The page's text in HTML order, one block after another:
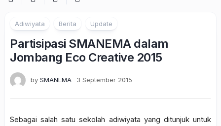
Adiwiyata Berita Update
Partisipasi SMANEMA dalam
Jombang Eco Creative 2015
by SMANEMA 3 September 2015
Sebagai salah satu sekolah adiwiyata yang ditunjuk untuk